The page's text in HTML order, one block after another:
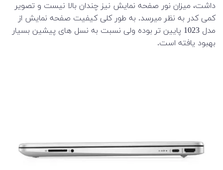
داشت، میزان نور صفحه نمایش نیز چندان بالا نیست و تصویر
کمی کدر به نظر میرسد. به طور کلی کیفیت صفحه نمایش از
مدل 1023 پایین تر بوده ولی نسبت به نسل های پیشین بسیار
بهبود یافته است.